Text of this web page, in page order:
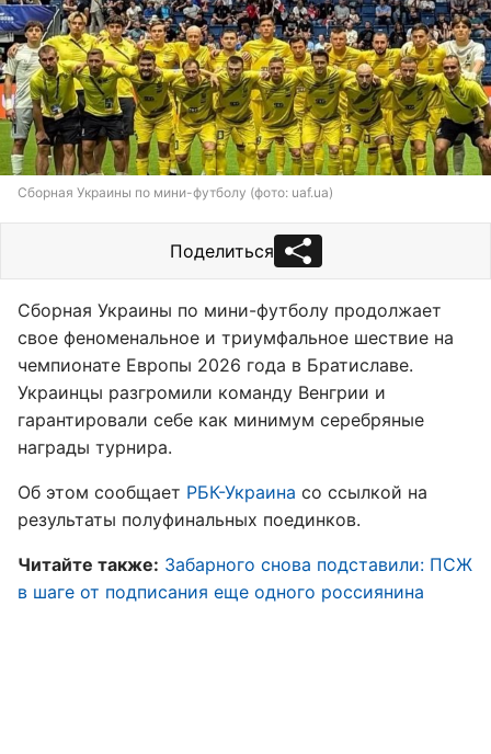
Сборная Украины по мини-футболу (фото: uaf.ua)
Поделиться
Сборная Украины по мини-футболу продолжает
свое феноменальное и триумфальное шествие на
чемпионате Европы 2026 года в Братиславе.
Украинцы разгромили команду Венгрии и
гарантировали себе как минимум серебряные
награды турнира.
Об этом сообщает РБК-Украина со ссылкой на
результаты полуфинальных поединков.
Читайте также: Забарного снова подставили: ПСЖ
в шаге от подписания еще одного россиянина